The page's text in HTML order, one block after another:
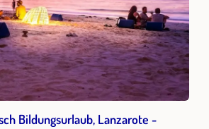
Bildungsurlaub, Lanzarote -